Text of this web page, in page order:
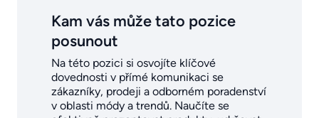
Kam vás může tato pozice
posunout
Na této pozici si osvojíte klíčové
dovednosti v přímé komunikaci se
zákazníky, prodeji a odborném poradenství
v oblasti módy a trendů. Naučíte se